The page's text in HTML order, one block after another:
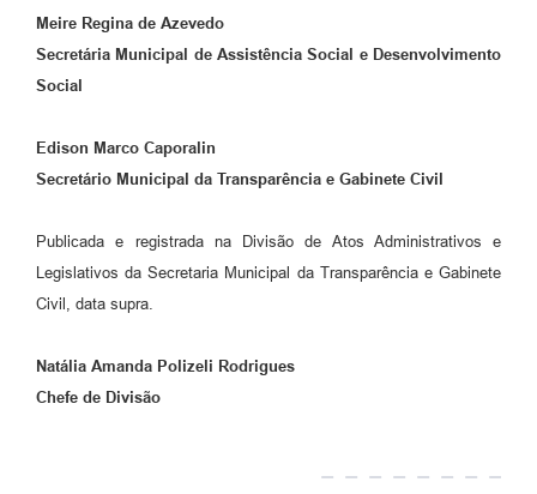
Meire Regina de Azevedo
Secretária Municipal de Assistência Social e Desenvolvimento
Social
Edison Marco Caporalin
Secretário Municipal da Transparência e Gabinete Civil
Publicada e registrada na Divisão de Atos Administrativos e
Legislativos da Secretaria Municipal da Transparência e Gabinete
Civil, data supra.
Natália Amanda Polizeli Rodrigues
Chefe de Divisão